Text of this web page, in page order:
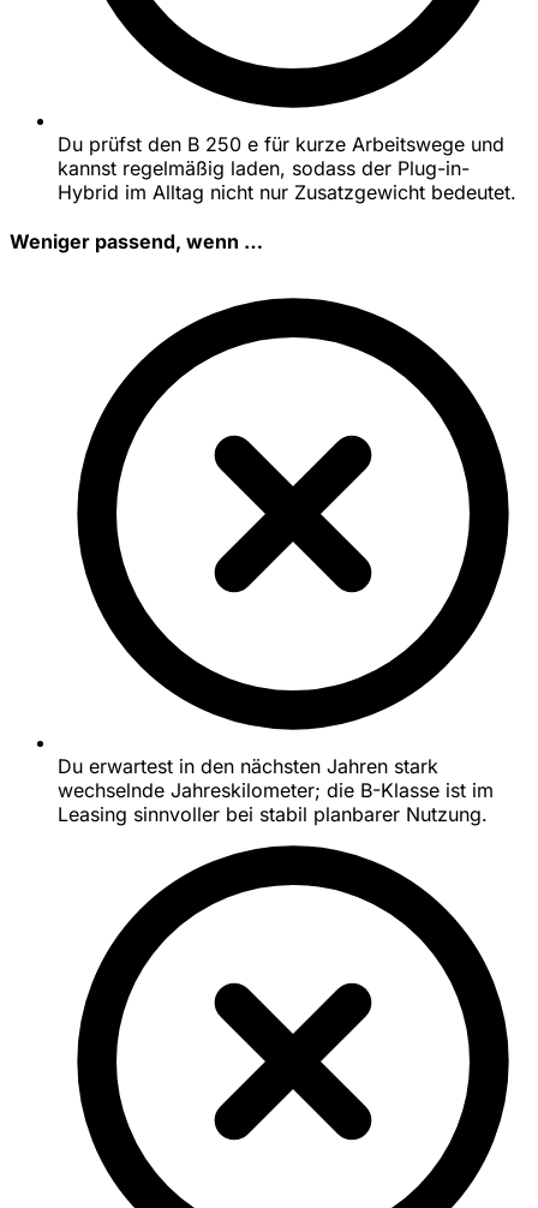
Du prüfst den B 250 e für kurze Arbeitswege und
kannst regelmäßig laden, sodass der Plug-in-
Hybrid im Alltag nicht nur Zusatzgewicht bedeutet.
Weniger passend, wenn …
Du erwartest in den nächsten Jahren stark
wechselnde Jahreskilometer; die B-Klasse ist im
Leasing sinnvoller bei stabil planbarer Nutzung.